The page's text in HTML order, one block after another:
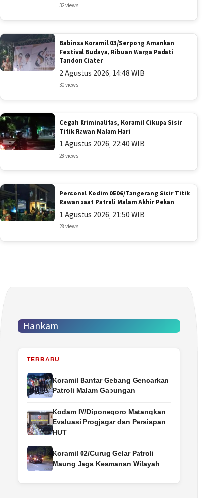
32 views
Babinsa Koramil 03/Serpong Amankan
Festival Budaya, Ribuan Warga Padati
Tandon Ciater
2 Agustus 2026, 14:48 WIB
30 views
Cegah Kriminalitas, Koramil Cikupa Sisir
Titik Rawan Malam Hari
1 Agustus 2026, 22:40 WIB
28 views
Personel Kodim 0506/Tangerang Sisir Titik
Rawan saat Patroli Malam Akhir Pekan
1 Agustus 2026, 21:50 WIB
28 views
Hankam
TERBARU
Koramil Bantar Gebang Gencarkan
Patroli Malam Gabungan
Kodam IV/Diponegoro Matangkan
Evaluasi Progjagar dan Persiapan
HUT
Koramil 02/Curug Gelar Patroli
Maung Jaga Keamanan Wilayah